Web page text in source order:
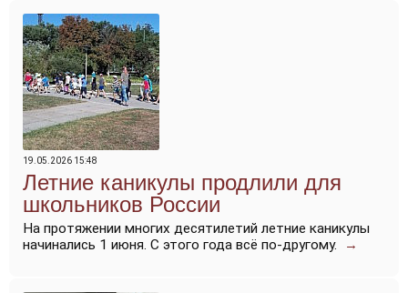
19.05.2026 15:48
Летние каникулы продлили для
школьников России
На протяжении многих десятилетий летние каникулы
начинались 1 июня. С этого года всё по-другому.
→